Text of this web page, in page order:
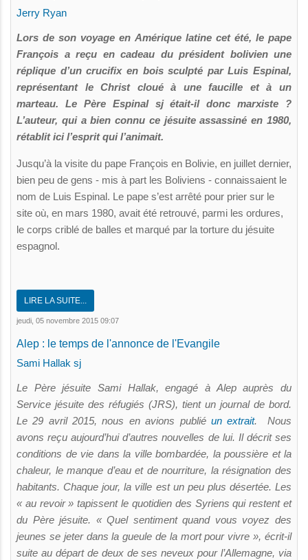
Jerry Ryan
Lors de son voyage en Amérique latine cet été, le pape
François a reçu en cadeau du président bolivien une
réplique d’un crucifix en bois sculpté par Luis Espinal,
représentant le Christ cloué à une faucille et à un
marteau. Le Père Espinal sj était-il donc marxiste ?
L’auteur, qui a bien connu ce jésuite assassiné en 1980,
rétablit ici l’esprit qui l’animait.
Jusqu’à la visite du pape François en Bolivie, en juillet dernier,
bien peu de gens - mis à part les Boliviens - connaissaient le
nom de Luis Espinal. Le pape s’est arrêté pour prier sur le
site où, en mars 1980, avait été retrouvé, parmi les ordures,
le corps criblé de balles et marqué par la torture du jésuite
espagnol.
LIRE LA SUITE...
jeudi, 05 novembre 2015 09:07
Alep : le temps de l'annonce de l'Evangile
Sami Hallak sj
Le Père jésuite Sami Hallak, engagé à Alep auprès du
Service jésuite des réfugiés (JRS), tient un journal de bord.
Le 29 avril 2015, nous en avions publié un extrait. Nous
avons reçu aujourd’hui d’autres nouvelles de lui. Il décrit ses
conditions de vie dans la ville bombardée, la poussière et la
chaleur, le manque d’eau et de nourriture, la résignation des
habitants. Chaque jour, la ville est un peu plus désertée. Les
« au revoir » tapissent le quotidien des Syriens qui restent et
du Père jésuite. « Quel sentiment quand vous voyez des
jeunes se jeter dans la gueule de la mort pour vivre », écrit-il
suite au départ de deux de ses neveux pour l’Allemagne, via